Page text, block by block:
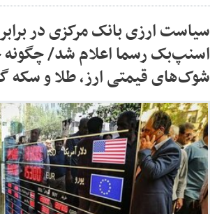
سیاست ارزی بانک مرکزی در
اسنپ‌بک رسما اعلام شد/
شوک‌های قیمتی ارز، طلا و سکه